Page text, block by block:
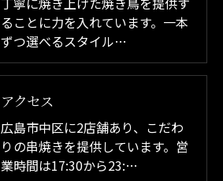
ることに力を入れています。一本
ずつ選べるスタイル…
アクセス
広島市中区に2店舗あり、こだわ
りの串焼きを提供しています。営
業時間は17:30から23:…